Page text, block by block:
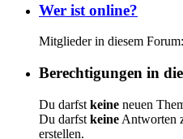
Wer ist online?
Mitglieder in diesem
Berechtigungen in
Du darfst keine neuen
Du darfst keine Antworten
erstellen.